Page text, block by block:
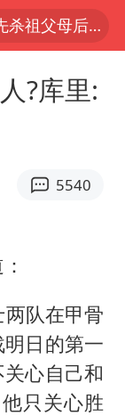
台风“白海豚”体型变大！环流面积接近13个浙江那么大
河南回应带薪错峰休假通知引争议
“战斧”导弹
生4.9级地震
”又爆单了
曝美拒绝乌增购“爱国者”导弹请求
陕西省委书记赶赴柞水县杏坪镇
女孩摆摊卖菌子时收到北大通知书
?库里:
5540
队在甲骨
日的第一
心自己和
只关心胜